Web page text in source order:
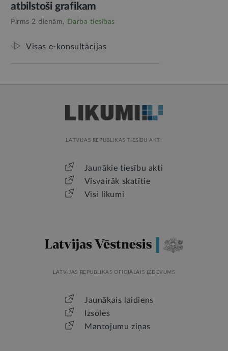
atbilstoši grafikam
Pirms 2 dienām, Darba tiesības
Visas e-konsultācijas
LATVIJAS REPUBLIKAS TIESĪBU AKTI
Jaunākie tiesību akti
Visvairāk skatītie
Visi likumi
LATVIJAS REPUBLIKAS OFICIĀLAIS IZDEVUMS
Jaunākais laidiens
Izsoles
Mantojumu ziņas